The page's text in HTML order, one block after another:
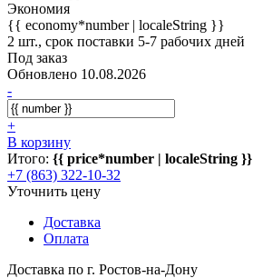
Экономия
{{ economy*number | localeString }}
2 шт., срок поставки 5-7 рабочих дней
Под заказ
Обновлено 10.08.2026
-
+
В корзину
Итого: {{ price*number | localeString }}
+7 (863) 322-10-32
Уточнить цену
Доставка
Оплата
Доставка по г. Ростов-на-Дону